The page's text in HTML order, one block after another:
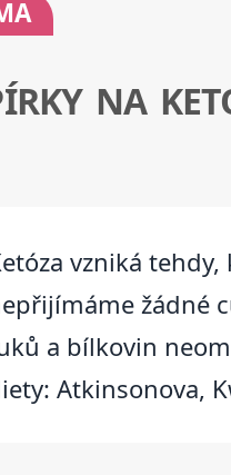
NA
vzniká
žádné
a bílkovin
Atkinsonova,